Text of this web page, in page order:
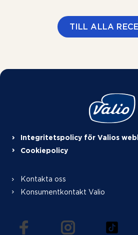
TILL ALLA
Integritetspolicy för Valios
Cookiepolicy
Kontakta oss
Konsumentkontakt Valio
(öppnas i en ny flik)
(öppnas i en ny